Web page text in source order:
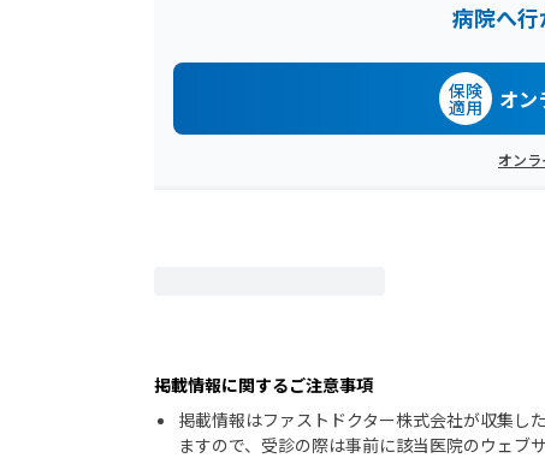
病院へ
保険
適用 オン
オン
掲載情報に関するご注意事項
掲載情報はファストドクター株式会社が収集し
ますので、受診の際は事前に該当医院のウェブ